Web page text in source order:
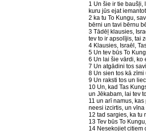
1 Un šie ir tie baušļi,
kuru jūs ejat
2 ka tu To Kungu,
bērni un tavi bērnu
3 Tādēļ klausies,
tev to ir apsolījis, tai
4 Klausies, Israēl,
5 Un tev būs To
6 Un lai šie vārdi, ko
7 Un atgādini tos
8 Un sien tos kā
9 Un raksti tos un
10 Un, kad Tas
un Jēkabam, lai tev
11 un arī namus,
neesi izcirtis, un
12 tad sargies, ka tu
13 Tev būs To
14 Nesekojiet citiem